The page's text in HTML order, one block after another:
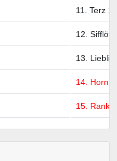
11. Terz 1
12.
13.
14. Horn 8'
15.